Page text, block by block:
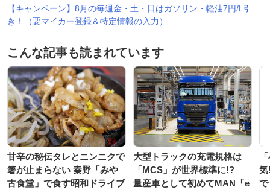
【キャンペーン】8月の毎週金・土・日はガソリン・軽油7円/L引
き！（要マイカー登録＆特定情報の入力）
こんな記事も読まれています
甘辛の秘伝タレとニンニクで
箸が止まらない 秦野「みや
古食堂」で食す昭和ドライブ
大型トラックの充電規格は
「MCS」が世界標準に!?
量産車として初めてMAN「e
で